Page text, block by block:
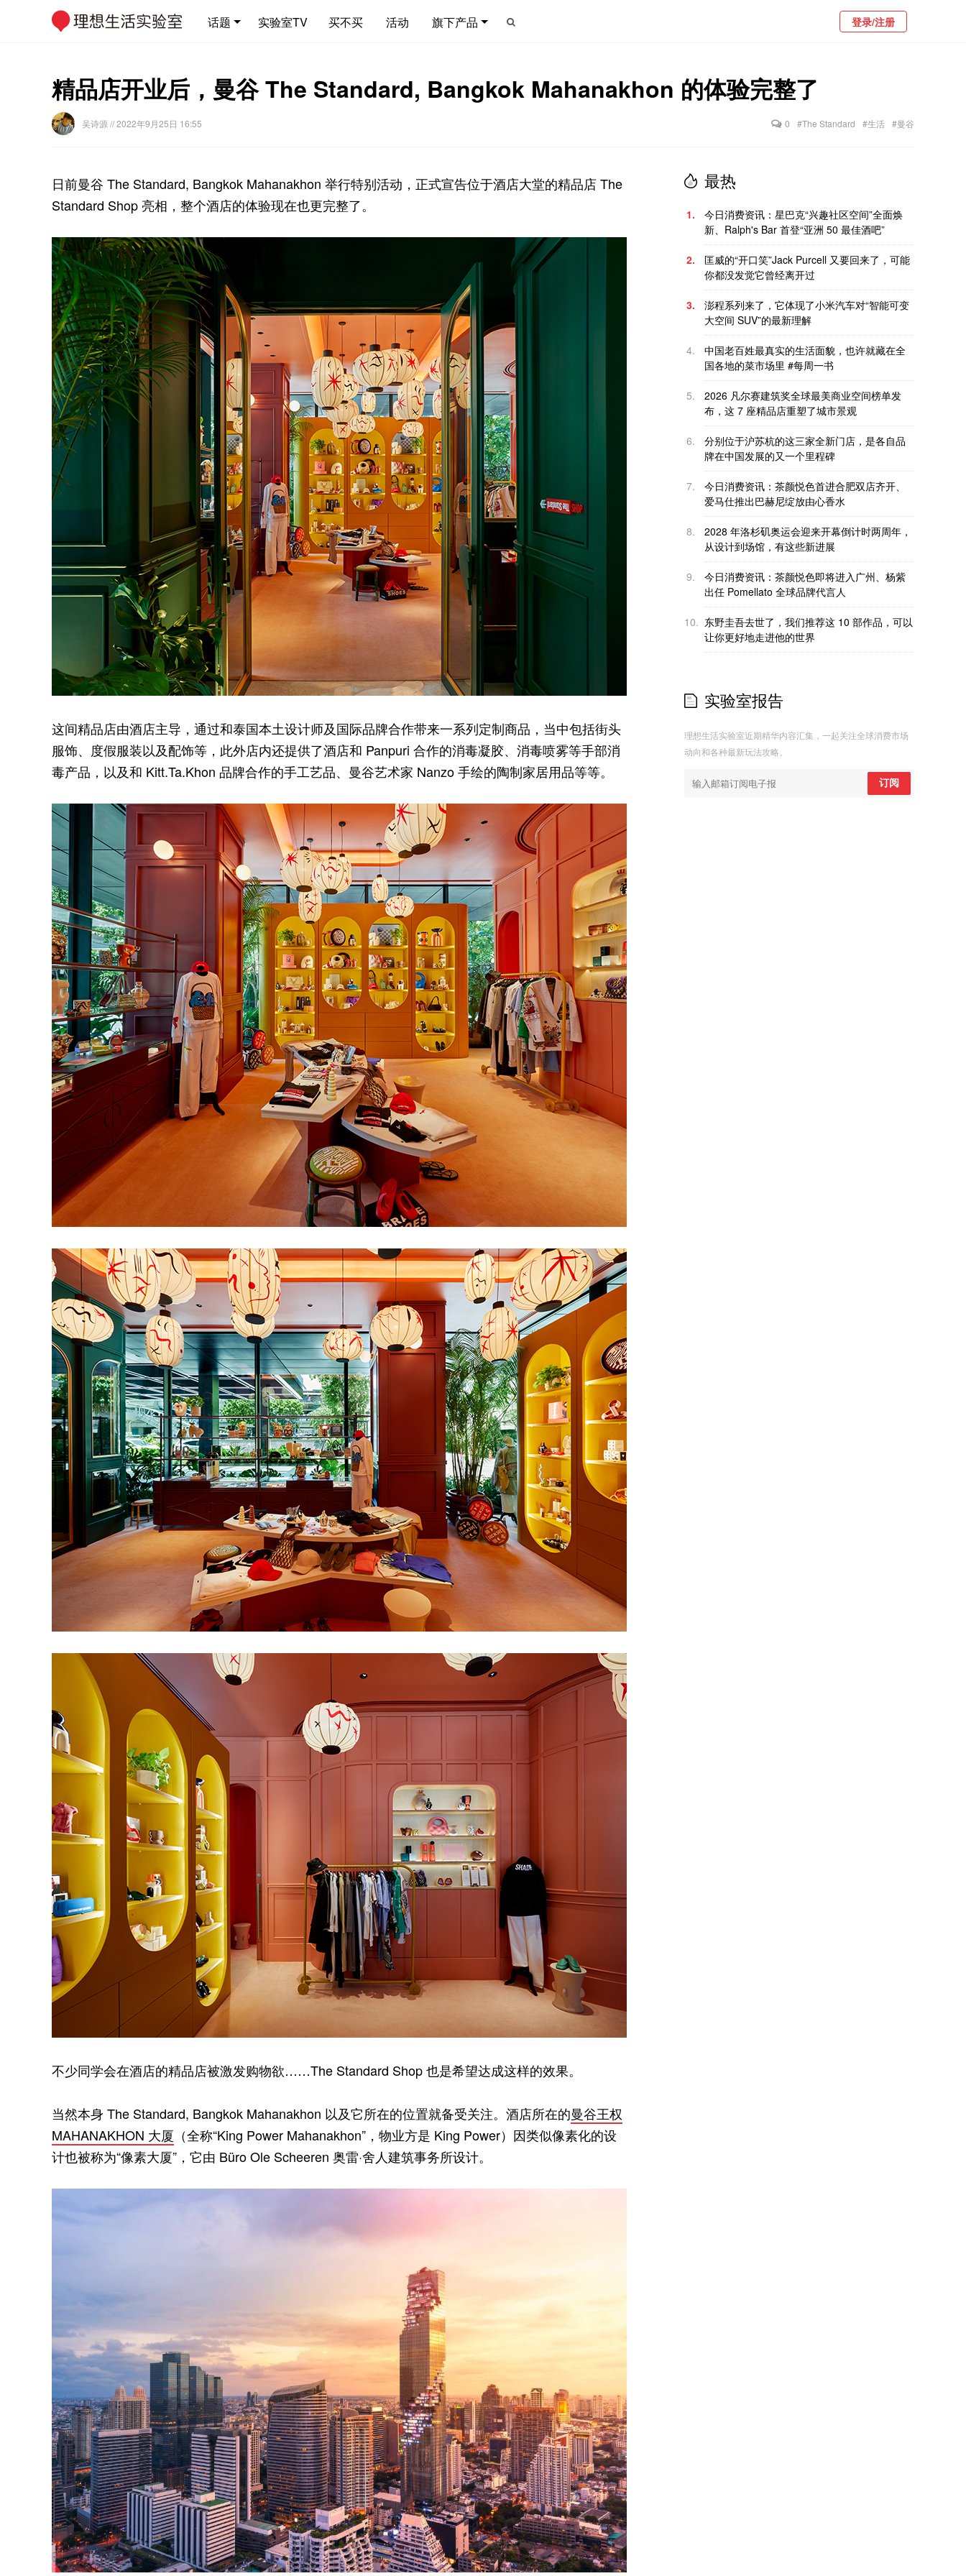
话题 实验室TV 买不买 活动 旗下产品 登录/注册
精品店开业后，曼谷 The Standard, Bangkok Mahanakhon 的体验完整了
吴诗源 // 2022年9月25日 16:55 0 #The Standard #生活 #曼谷
日前曼谷 The Standard, Bangkok Mahanakhon 举行特别活动，正式宣告位于酒店大堂的精品店 The
Standard Shop 亮相，整个酒店的体验现在也更完整了。
这间精品店由酒店主导，通过和泰国本土设计师及国际品牌合作带来一系列定制商品，当中包括街头
服饰、度假服装以及配饰等，此外店内还提供了酒店和 Panpuri 合作的消毒凝胶、消毒喷雾等手部消
毒产品，以及和 Kitt.Ta.Khon 品牌合作的手工艺品、曼谷艺术家 Nanzo 手绘的陶制家居用品等等。
不少同学会在酒店的精品店被激发购物欲……The Standard Shop 也是希望达成这样的效果。
当然本身 The Standard, Bangkok Mahanakhon 以及它所在的位置就备受关注。酒店所在的曼谷王权
MAHANAKHON 大厦 （全称“King Power Mahanakhon”，物业方是 King Power）因类似像素化的设
计也被称为“像素大厦”，它由 Büro Ole Scheeren 奥雷·舍人建筑事务所设计。
最热
1.
今日消费资讯：星巴克“兴趣社区空间”全面焕
新、Ralph's Bar 首登“亚洲 50 最佳酒吧”
2.
匡威的“开口笑”Jack Purcell 又要回来了，可能
你都没发觉它曾经离开过
3.
澎程系列来了，它体现了小米汽车对“智能可变
大空间 SUV”的最新理解
4.
中国老百姓最真实的生活面貌，也许就藏在全
国各地的菜市场里 #每周一书
5.
2026 凡尔赛建筑奖全球最美商业空间榜单发
布，这 7 座精品店重塑了城市景观
6.
分别位于沪苏杭的这三家全新门店，是各自品
牌在中国发展的又一个里程碑
7.
今日消费资讯：茶颜悦色首进合肥双店齐开、
爱马仕推出巴赫尼绽放由心香水
8.
2028 年洛杉矶奥运会迎来开幕倒计时两周年，
从设计到场馆，有这些新进展
9.
今日消费资讯：茶颜悦色即将进入广州、杨紫
出任 Pomellato 全球品牌代言人
10. 东野圭吾去世了，我们推荐这 10 部作品，可以
让你更好地走进他的世界
实验室报告
理想生活实验室近期精华内容汇集，一起关注全球消费市场
动向和各种最新玩法攻略。